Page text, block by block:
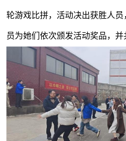
轮游戏比拼，活动决出获胜人
员为她们依次颁发活动奖品，并